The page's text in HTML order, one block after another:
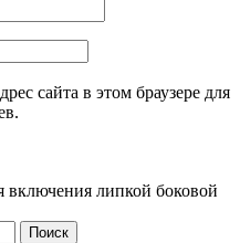
сайта в этом браузере для
включения липкой боковой